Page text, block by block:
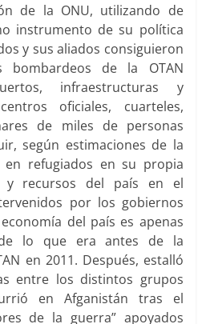
de la ONU, utilizando de
instrumento de su política
y sus aliados consiguieron
bombardeos de la OTAN
infraestructuras y
oficiales, cuarteles,
de miles de personas
según estimaciones de la
en refugiados en su propia
y recursos del país en el
por los gobiernos
del país es apenas
lo que era antes de la
en 2011. Después, estalló
entre los distintos grupos
en Afganistán tras el
de la guerra” apoyados